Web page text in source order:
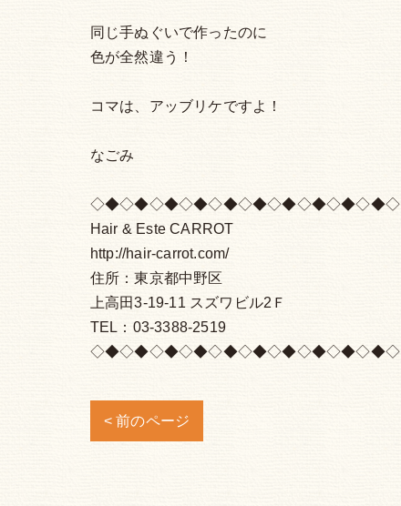
同じ手ぬぐいで作ったのに
色が全然違う！
コマは、アッブリケですよ！
なごみ
◇◆◇◆◇◆◇◆◇◆◇◆◇◆◇◆◇◆◇◆◇
Hair & Este CARROT
http://hair-carrot.com/
住所：東京都中野区
上高田3-19-11 スズワビル2Ｆ
TEL：03-3388-2519
◇◆◇◆◇◆◇◆◇◆◇◆◇◆◇◆◇◆◇◆◇
< 前のページ